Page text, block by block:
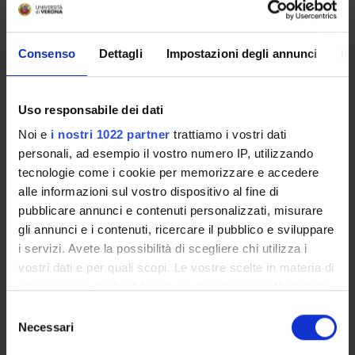
Consenso Dettagli Impostazioni degli annunci
Uso responsabile dei dati
Noi e i nostri 1022 partner trattiamo i vostri dati
personali, ad esempio il vostro numero IP, utilizzando
tecnologie come i cookie per memorizzare e accedere
alle informazioni sul vostro dispositivo al fine di
pubblicare annunci e contenuti personalizzati, misurare
gli annunci e i contenuti, ricercare il pubblico e sviluppare
i servizi. Avete la possibilità di scegliere chi utilizza i
vostri dati e per quali scopi. Le vostre scelte in materia di
modificare o revocare il proprio consenso in qualsiasi
momento dalla Dichiarazione sui cookie o facendo clic
delNecessari
Come iscriversi e Requisiti di ammissione
Piani didattici
Insegnamenti
Bacheca avvisi
Rete formativa
Servizio Studenti Internazionali
OFFERTA FORMATIVA
SEMESTRE FILTRO